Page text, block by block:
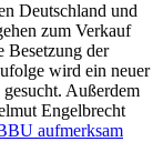
Deutschland und
zum Verkauf
Besetzung der
wird ein neuer
Außerdem
Engelbrecht
aufmerksam